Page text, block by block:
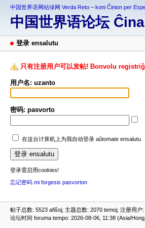
中国世界语网站绿网 Verda Reto – koni Ĉinion per
中国世界语论坛
登录 ensalutu
只有注册用户可以发帖! Bonvolu
用户名: uzanto
密码: pasvorto
在这台计算机上为我自动登录 aŭtomate ensalutu
登录需启用cookies!
忘记密码 mi forgesis pasvorton
帖子总数: 5523 afiŝoj; 主题总数: 2070 temoj; 注册用
论坛时间 foruma tempo: 2026-08-06, 11:38 (Asia/